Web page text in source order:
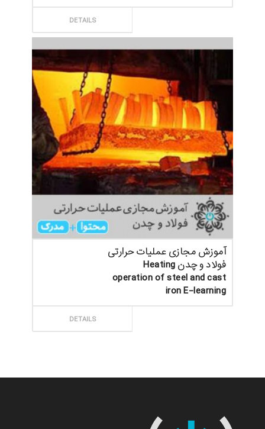
DETAILS
آموزش مجازی عملیات حرارتی
فولاد و چدن Heating
operation of steel and cast
iron E-learning
DETAILS